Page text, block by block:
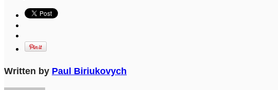
Written by Paul Biriukovych